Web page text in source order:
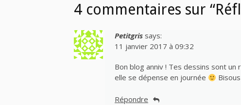
4 commentaires sur
Petitgris says:
11 janvier 2017 à 09:32
Bon blog anniv ! Tes dessins sont
elle se dépense en journée
Bisous
Répondre